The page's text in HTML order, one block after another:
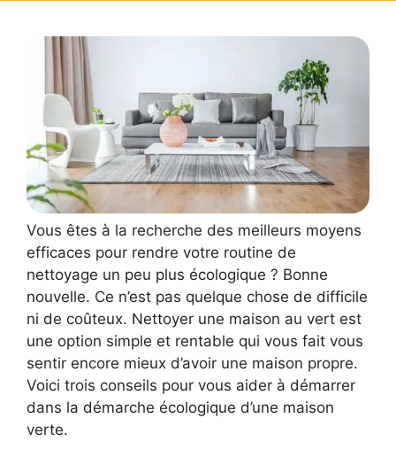
Vous êtes à la recherche des meilleurs moyens
efficaces pour rendre votre routine de
nettoyage un peu plus écologique ? Bonne
nouvelle. Ce n’est pas quelque chose de difficile
ni de coûteux. Nettoyer une maison au vert est
une option simple et rentable qui vous fait vous
sentir encore mieux d’avoir une maison propre.
Voici trois conseils pour vous aider à démarrer
dans la démarche écologique d’une maison
verte.